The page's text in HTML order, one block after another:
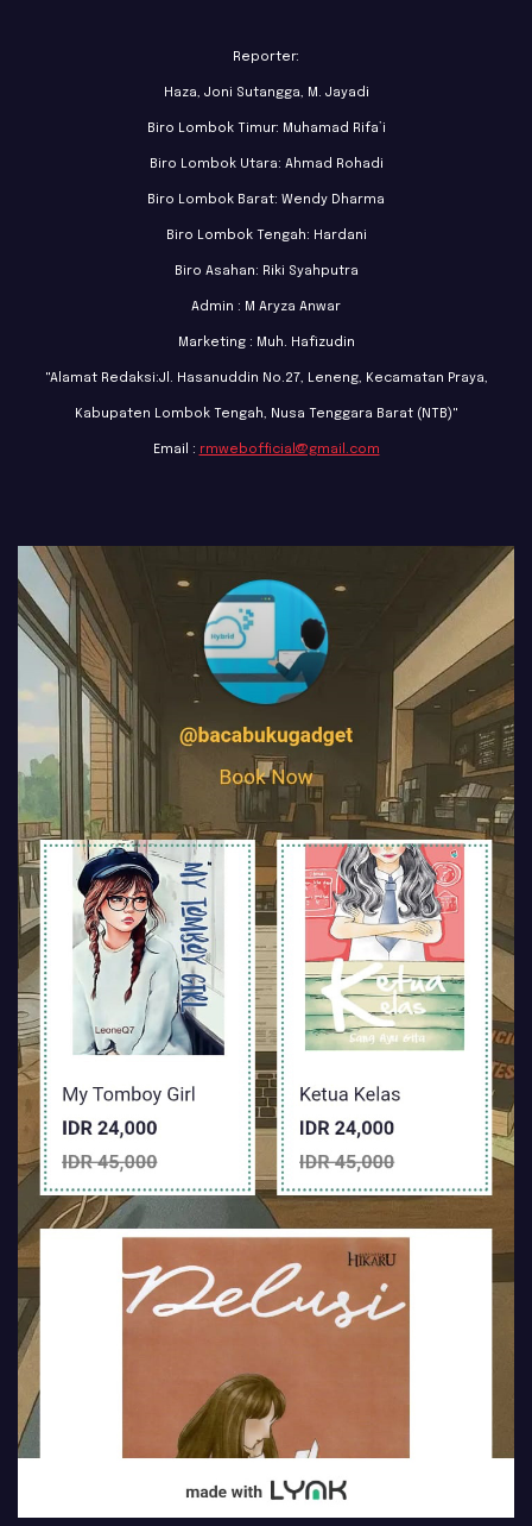
Reporter:
Haza, Joni Sutangga, M. Jayadi
Biro Lombok Timur: Muhamad Rifa’i
Biro Lombok Utara: Ahmad Rohadi
Biro Lombok Barat: Wendy Dharma
Biro Lombok Tengah: Hardani
Biro Asahan: Riki Syahputra
Admin : M Aryza Anwar
Marketing : Muh. Hafizudin
"Alamat Redaksi:Jl. Hasanuddin No.27, Leneng, Kecamatan Praya,
Kabupaten Lombok Tengah, Nusa Tenggara Barat (NTB)"
Email : rmwebofficial@gmail.com